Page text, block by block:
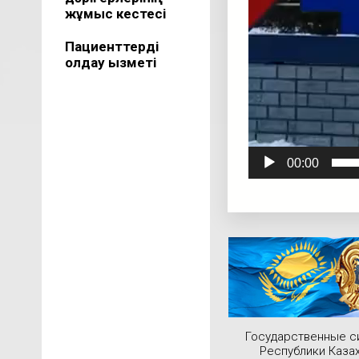
жұмыс кестесі
Пациенттерді
қолдау қызметі
00:00
Государственные
Республики